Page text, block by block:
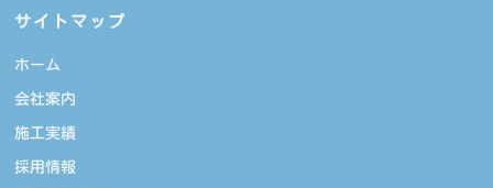
サイトマップ
ホーム
会社案内
施工実績
採用情報